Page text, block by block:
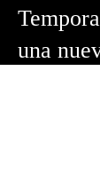
una